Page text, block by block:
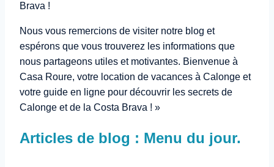
Brava !
Nous vous remercions de visiter notre blog et
espérons que vous trouverez les informations que
nous partageons utiles et motivantes. Bienvenue à
Casa Roure, votre location de vacances à Calonge et
votre guide en ligne pour découvrir les secrets de
Calonge et de la Costa Brava ! »
Articles de blog : Menu du jour.